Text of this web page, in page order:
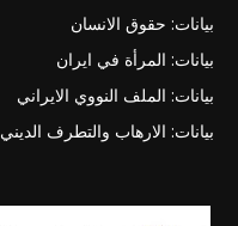
بيانات: حقوق الانسان
بيانات: المرأة في ايران
بيانات: الملف النووي الايراني
بيانات: الارهاب والتطرف الديني